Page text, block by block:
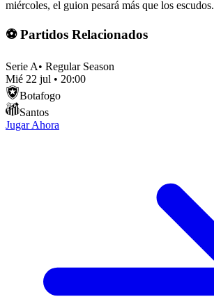
miércoles, el guion pesará más que los escudos.
⚽ Partidos Relacionados
Serie A• Regular Season
Mié 22 jul • 20:00
Botafogo
Santos
Jugar Ahora